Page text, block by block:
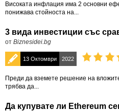
Високата инфлация има 2 основни
понижава стойноста на...
3 вида инвестиции със
от Biznesidei.bg
13 Октомври 2022
Преди да вземете решение на
трябва да...
Да купувате ли Ethereum